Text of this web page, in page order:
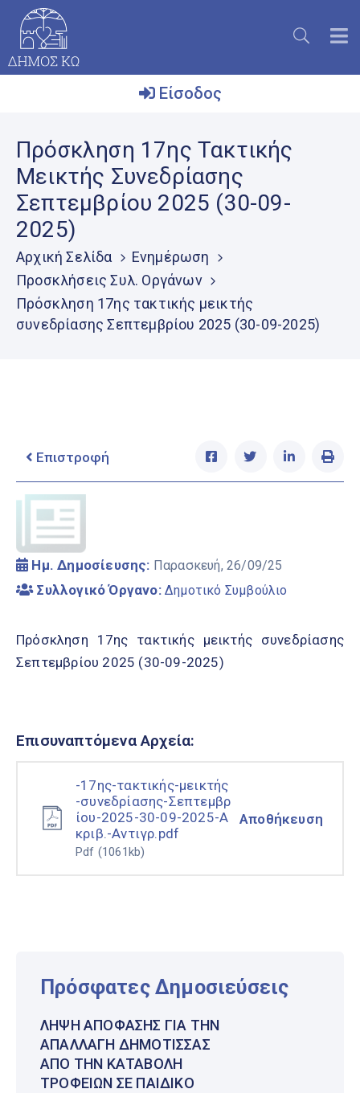
Δήμος
Το
Νησί
Ενημέρωση
Επικοινωνία
Μητρώο
Εθελοντών
Είσοδος
Πρόσκληση 17ης Τακτικής
Μεικτής Συνεδρίασης
Σεπτεμβρίου 2025 (30-09-
2025)
Αρχική Σελίδα
Ενημέρωση
Προσκλήσεις Συλ. Οργάνων
Πρόσκληση 17ης τακτικής μεικτής
συνεδρίασης Σεπτεμβρίου 2025 (30-09-2025)
Επιστροφή
Ημ. Δημοσίευσης: Παρασκευή, 26/09/25
Συλλογικό Όργανο:Δημοτικό Συμβούλιο
Πρόσκληση 17ης τακτικής μεικτής συνεδρίασης
Σεπτεμβρίου 2025 (30-09-2025)
Επισυναπτόμενα Αρχεία:
-17ης-τακτικής-μεικτής
-συνεδρίασης-Σεπτεμβρ
ίου-2025-30-09-2025-Α
κριβ.-Αντιγρ.pdf
Pdf (1061kb)
Αποθήκευση
Πρόσφατες Δημοσιεύσεις
ΛΉΨΗ ΑΠΌΦΑΣΗΣ ΓΙΑ ΤΗΝ
ΑΠΑΛΛΑΓΉ ΔΗΜΌΤΙΣΣΑΣ
ΑΠΌ ΤΗΝ ΚΑΤΑΒΟΛΉ
ΤΡΟΦΕΊΩΝ ΣΕ ΠΑΙΔΙΚΌ